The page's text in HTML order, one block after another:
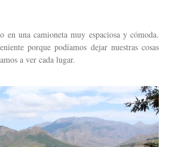
en una camioneta muy espaciosa y cómoda.
porque podíamos dejar nuestras cosas
a ver cada lugar.